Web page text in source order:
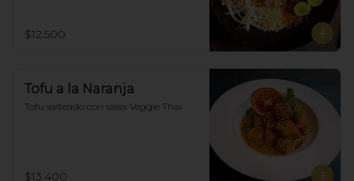
$12.500
Tofu a la Naranja
Tofu salteado con salsa Veggie Thai
$13.400